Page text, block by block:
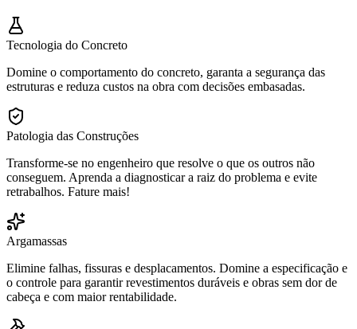
Tecnologia do Concreto
Domine o comportamento do concreto, garanta a segurança das
estruturas e reduza custos na obra com decisões embasadas.
Patologia das Construções
Transforme-se no engenheiro que resolve o que os outros não
conseguem. Aprenda a diagnosticar a raiz do problema e evite
retrabalhos. Fature mais!
Argamassas
Elimine falhas, fissuras e desplacamentos. Domine a especificação e
o controle para garantir revestimentos duráveis e obras sem dor de
cabeça e com maior rentabilidade.